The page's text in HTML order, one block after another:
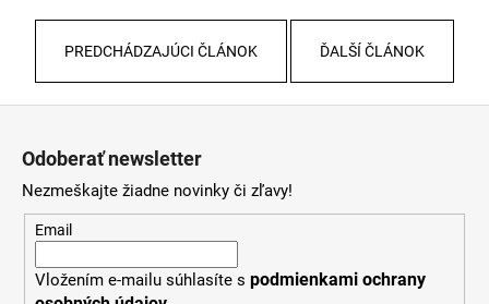
PREDCHÁDZAJÚCI ČLÁNOK ĎALŠÍ ČLÁNOK
Odoberať newsletter
Nezmeškajte žiadne novinky či zľavy!
Email
Vložením e-mailu súhlasíte s podmienkami ochrany